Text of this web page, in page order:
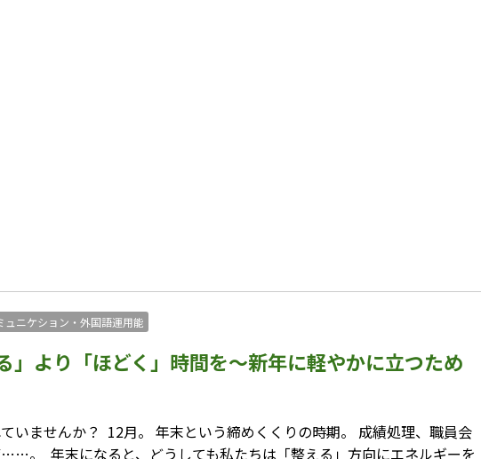
ュニケション・外国語運用能
」より「ほどく」時間を〜新年に軽やかに立つため
いませんか？ ⁡ 12月。 年末という締めくくりの時期。 成績処理、職員会
。 ⁡ 年末になると、どうしても私たちは「整える」方向にエネルギーを